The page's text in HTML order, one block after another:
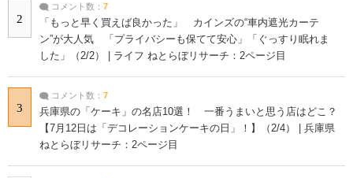
2
コメント数： 7
「もっと早く買えば良かった」 カインズの“車内遮光カーテ
ン”が大人気 「プライバシーも保てて安心」「ぐっすり眠れま
した」（2/2） | ライフ ねとらぼリサーチ：2ページ目
3
コメント数： 7
兵庫県の「ケーキ」の名店10選！ 一番うまいと思う店はどこ？
【7月12日は「デコレーションケーキの日」！】（2/4） | 兵庫県
ねとらぼリサーチ：2ページ目